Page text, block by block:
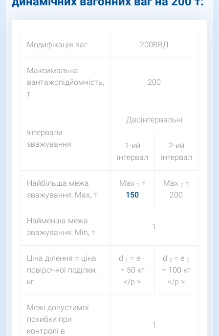
Модифікація ваг 200ВВД
Максимальна
вантажопідйомність,
т
200
Інтервали
зважування
Двоінтервальні
1-ий
інтервал
2-ий
інтервал
Найбільша межа
зважування, Мах, т
Мах 1 =
150
Мах 2 =
200
Найменша межа
зважування, Мin, т
1
Ціна ділення = ціна
повірочної поділки,
кг
d 1 = e 1
= 50 кг
</p >
d 2 = e 2
= 100 кг
</p >
Межі допустимої
похибки при
контролі в
1